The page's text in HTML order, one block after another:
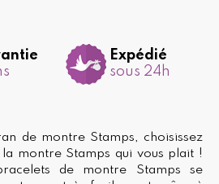
Expédié
sous 24h
de montre Stamps, choisissez
montre Stamps qui vous plait !
de montre Stamps se